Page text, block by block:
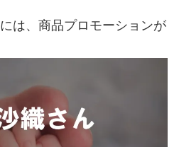
は、商品プロモーションが